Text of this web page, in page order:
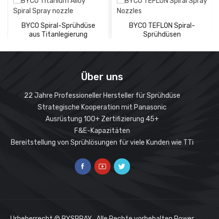
TF96
60° 90°120°180° 806.00 570.00
3
TF112
TF128
60° 90°120° 1550.00 1090.00
60° 90°120°
BYCO Spiral-Sprühdüse
aus Titanlegierung
BYCO TEFLON Spiral-
Sprühdüsen
Über uns
22 Jahre Professioneller Hersteller für Sprühdüse
Strategische Kooperation mit Panasonic
Ausrüstung 100+ Zertifizierung 45+
F&E-Kapazitäten
Bereitstellung von Sprühlösungen für viele Kunden wie TTi